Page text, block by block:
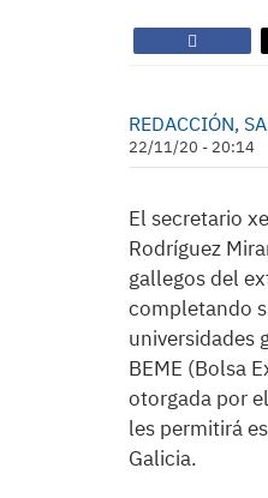
REDACCIÓN,
22/11/20 - 20:14
El secretario
Rodríguez
gallegos del
completando
universidades
BEME (Bolsa
otorgada por
les permitirá
Galicia.